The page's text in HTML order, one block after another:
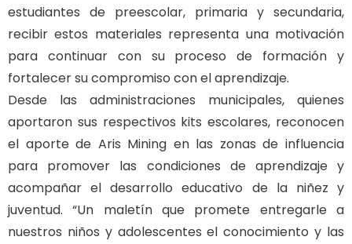
estudiantes de preescolar, primaria y secundaria,
recibir estos materiales representa una motivación
para continuar con su proceso de formación y
fortalecer su compromiso con el aprendizaje.
Desde las administraciones municipales, quienes
aportaron sus respectivos kits escolares, reconocen
el aporte de Aris Mining en las zonas de influencia
para promover las condiciones de aprendizaje y
acompañar el desarrollo educativo de la niñez y
juventud. “Un maletín que promete entregarle a
nuestros niños y adolescentes el conocimiento y las